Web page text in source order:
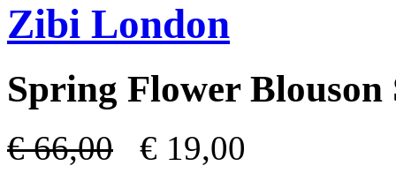
Zibi London
Spring Flower Blouson
€66,00 € 19,00